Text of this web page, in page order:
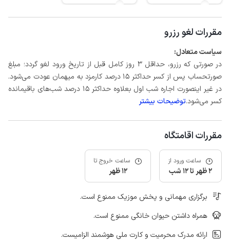
مقررات لغو رزرو
سیاست متعادل:
در صورتی که رزرو، حداقل 3 روز کامل قبل از تاریخ ورود لغو گردد؛ مبلغ
صورتحساب پس از کسر حداکثر 15 درصد کارمزد به میهمان عودت می‌شود.
در غیر اینصورت اجاره شب اول بعلاوه حداکثر 15 درصد شب‌های باقیمانده
کسر می‌شود.توضیحات بیشتر
مقررات اقامتگاه
ساعت ورود از
2 ظهر تا 12 شب
ساعت خروج تا
12 ظهر
برگزاری مهمانی و پخش موزیک ممنوع است.
همراه داشتن حیوان خانگی ممنوع است.
ارائه مدرک محرمیت و کارت ملی هوشمند الزامیست.